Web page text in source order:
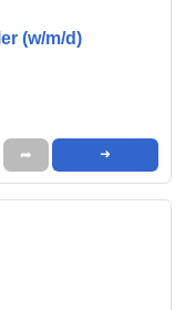
(w/m/d)
➦ ➜